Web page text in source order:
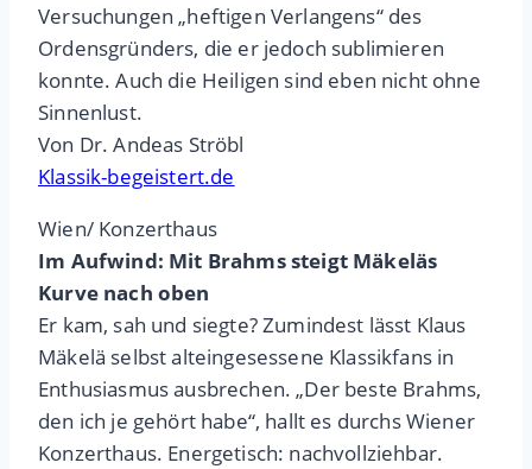
Versuchungen „heftigen Verlangens“ des
Ordensgründers, die er jedoch sublimieren
konnte. Auch die Heiligen sind eben nicht ohne
Sinnenlust.
Von Dr. Andeas Ströbl
Klassik-begeistert.de
Wien/ Konzerthaus
Im Aufwind: Mit Brahms steigt Mäkeläs
Kurve nach oben
Er kam, sah und siegte? Zumindest lässt Klaus
Mäkelä selbst alteingesessene Klassikfans in
Enthusiasmus ausbrechen. „Der beste Brahms,
den ich je gehört habe“, hallt es durchs Wiener
Konzerthaus. Energetisch: nachvollziehbar.